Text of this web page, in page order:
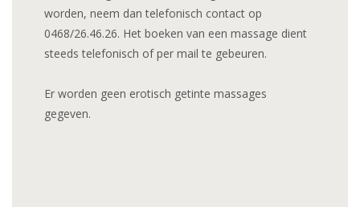
worden, neem dan telefonisch contact op
0468/26.46.26. Het boeken van een massage dient
steeds telefonisch of per mail te gebeuren.
Er worden geen erotisch getinte massages
gegeven.